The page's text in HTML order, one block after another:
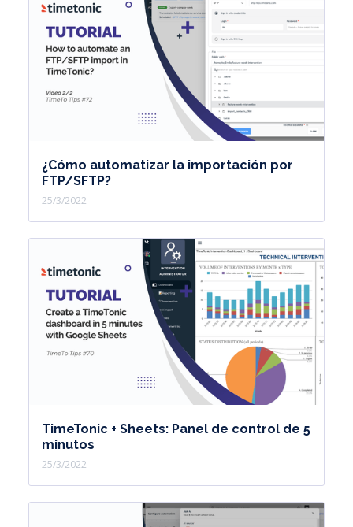
¿Cómo automatizar la importación por
FTP/SFTP?
25/3/2022
TimeTonic + Sheets: Panel de control de 5
minutos
25/3/2022